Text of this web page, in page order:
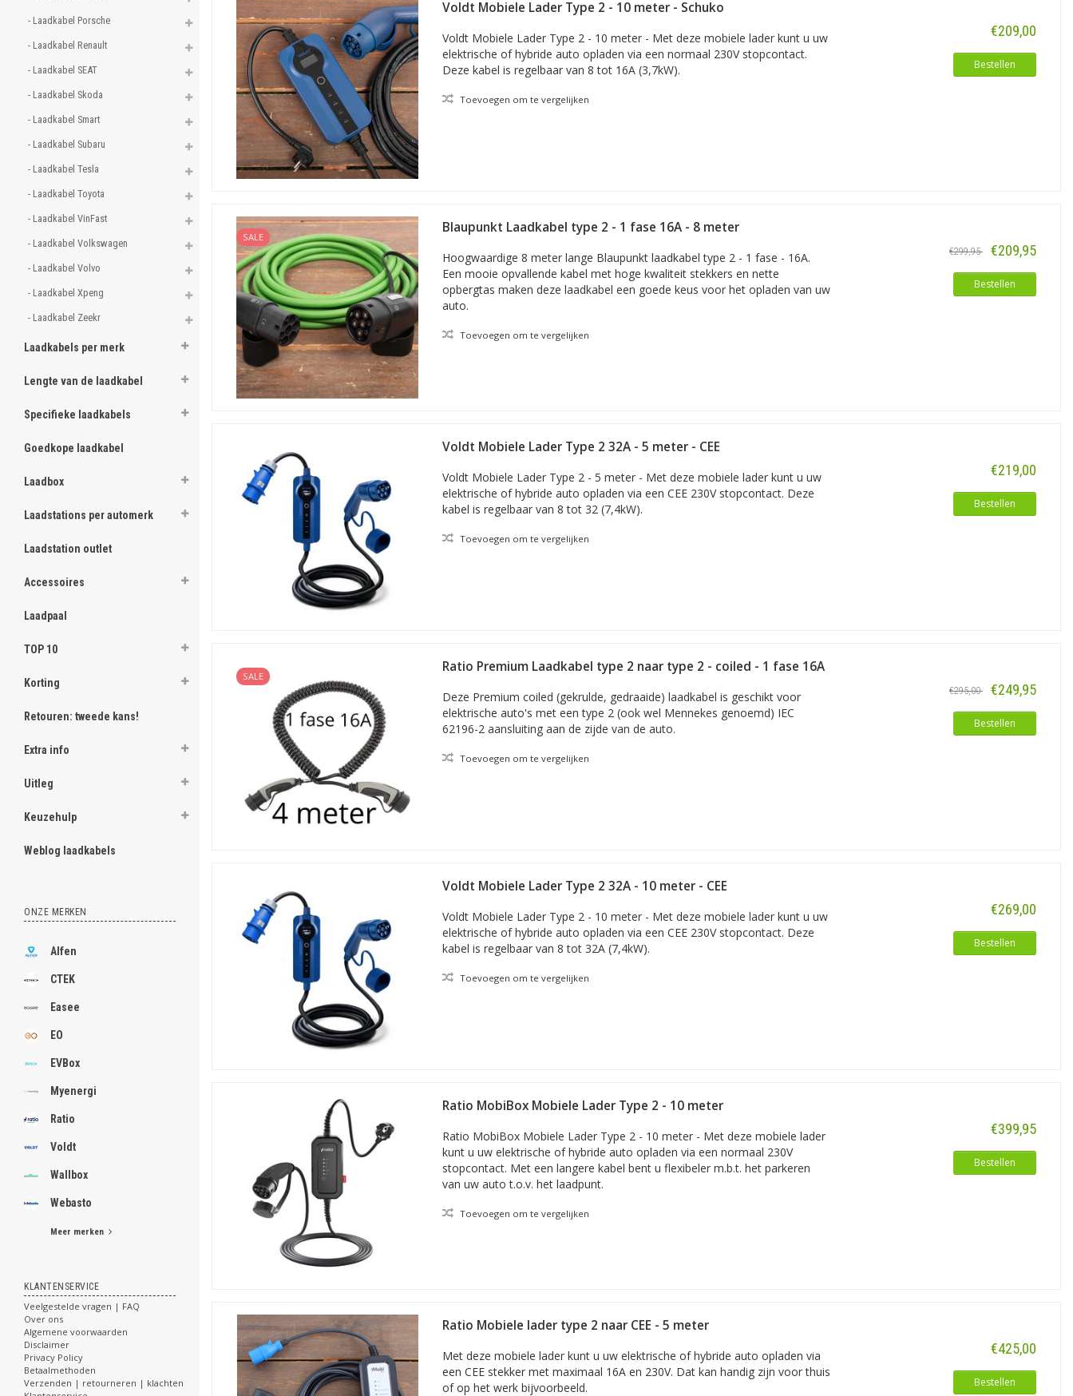
- Laadkabel Porsche
- Laadkabel Renault
- Laadkabel SEAT
- Laadkabel Skoda
- Laadkabel Smart
- Laadkabel Subaru
- Laadkabel Tesla
- Laadkabel Toyota
- Laadkabel VinFast
- Laadkabel Volkswagen
- Laadkabel Volvo
- Laadkabel Xpeng
- Laadkabel Zeekr
Laadkabels per merk
Lengte van de laadkabel
Specifieke laadkabels
Goedkope laadkabel
Laadbox
Laadstations per automerk
Laadstation outlet
Accessoires
Laadpaal
TOP 10
Korting
Retouren: tweede kans!
Extra info
Uitleg
Keuzehulp
Weblog laadkabels
ONZE MERKEN
Alfen
CTEK
Easee
EO
EVBox
Myenergi
Ratio
Voldt
Wallbox
Webasto
Meer merken
KLANTENSERVICE
Veelgestelde vragen | FAQ
Over ons
Algemene voorwaarden
Disclaimer
Privacy Policy
Betaalmethoden
Verzenden | retourneren | klachten
Voldt Mobiele Lader Type 2 - 10 meter - Schuko
Voldt Mobiele Lader Type 2 - 10 meter - Met deze mobiele lader kunt u uw
elektrische of hybride auto opladen via een normaal 230V stopcontact.
Deze kabel is regelbaar van 8 tot 16A (3,7kW).
Toevoegen om te vergelijken
€209,00
Bestellen
SALE
Blaupunkt Laadkabel type 2 - 1 fase 16A - 8 meter
Hoogwaardige 8 meter lange Blaupunkt laadkabel type 2 - 1 fase - 16A.
Een mooie opvallende kabel met hoge kwaliteit stekkers en nette
opbergtas maken deze laadkabel een goede keus voor het opladen van uw
auto.
Toevoegen om te vergelijken
€299,95 €209,95
Bestellen
Voldt Mobiele Lader Type 2 32A - 5 meter - CEE
Voldt Mobiele Lader Type 2 - 5 meter - Met deze mobiele lader kunt u uw
elektrische of hybride auto opladen via een CEE 230V stopcontact. Deze
kabel is regelbaar van 8 tot 32 (7,4kW).
Toevoegen om te vergelijken
€219,00
Bestellen
SALE
Ratio Premium Laadkabel type 2 naar type 2 - coiled - 1 fase 16A
Deze Premium coiled (gekrulde, gedraaide) laadkabel is geschikt voor
elektrische auto's met een type 2 (ook wel Mennekes genoemd) IEC
62196-2 aansluiting aan de zijde van de auto.
Toevoegen om te vergelijken
€295,00 €249,95
Bestellen
Voldt Mobiele Lader Type 2 32A - 10 meter - CEE
Voldt Mobiele Lader Type 2 - 10 meter - Met deze mobiele lader kunt u uw
elektrische of hybride auto opladen via een CEE 230V stopcontact. Deze
kabel is regelbaar van 8 tot 32A (7,4kW).
Toevoegen om te vergelijken
€269,00
Bestellen
Ratio MobiBox Mobiele Lader Type 2 - 10 meter
Ratio MobiBox Mobiele Lader Type 2 - 10 meter - Met deze mobiele lader
kunt u uw elektrische of hybride auto opladen via een normaal 230V
stopcontact. Met een langere kabel bent u flexibeler m.b.t. het parkeren
van uw auto t.o.v. het laadpunt.
Toevoegen om te vergelijken
€399,95
Bestellen
Ratio Mobiele lader type 2 naar CEE - 5 meter
Met deze mobiele lader kunt u uw elektrische of hybride auto opladen via
een CEE stekker met maximaal 16A en 230V. Dat kan handig zijn voor thuis
of op het werk bijvoorbeeld.
€425,00
Bestellen